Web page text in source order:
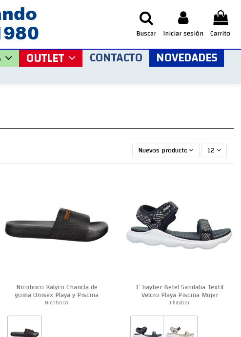
Buscar Iniciar sesión Carrito
OUTLET CONTACTO NOVEDADES
Nuevos productos primero
12
Nicoboco Kalyco Chancla de
goma Unisex Playa y Piscina
Nicoboco
J´hayber Betel Sandalia Textil
Velcro Playa Piscina Mujer
J'hayber